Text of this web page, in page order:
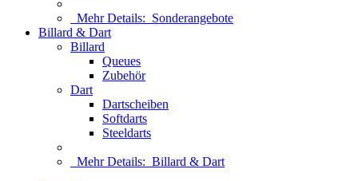
Mehr Details: Sonderangebote
Billard & Dart
Billard
Queues
Zubehör
Dart
Dartscheiben
Softdarts
Steeldarts
Mehr Details: Billard & Dart